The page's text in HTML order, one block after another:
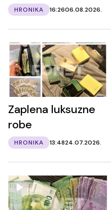
HRONIKA 16:2606.08.2026.
Zaplena luksuzne
robe
HRONIKA 13:4824.07.2026.